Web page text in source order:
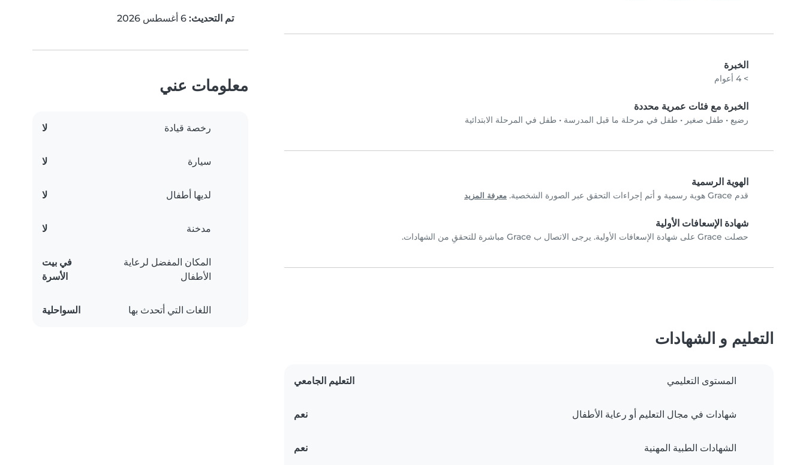
الخبرة
> 4 أعوام
الخبرة مع فئات عمرية محددة
رضيع • طفل صغير • طفل في مرحلة ما قبل المدرسة • طفل في المرحلة الابتدائية
الهوية الرسمية
قدم Grace هوية رسمية و أتم إجراءات التحقق عبر الصورة الشخصية. معرفة المزيد
شهادة الإسعافات الأولية
حصلت Grace على شهادة الإسعافات الأولية. يرجى الاتصال ب Grace مباشرة للتحققِ من الشهادات.
تم التحديث:
معلومات عني
رخصة قيادة لا
سيارة لا
لديها أطفال لا
مدخنة لا
المكان المفضل لرعاية
الأطفال
في بيت
الأسرة
اللغات التي أتحدث بها السواحلية
التعليم و الشهادات
المستوى التعليمي التعليم الجامعي
شهادات في مجال التعليم أو رعاية الأطفال نعم
الشهادات الطبية المهنية نعم